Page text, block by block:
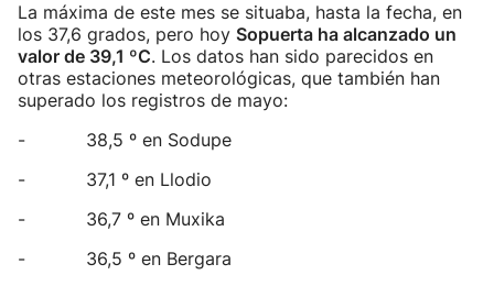
La máxima de este mes se situaba, hasta la fecha, en
los 37,6 grados, pero hoy Sopuerta ha alcanzado un
valor de 39,1 ºC. Los datos han sido parecidos en
otras estaciones meteorológicas, que también han
superado los registros de mayo:
- 38,5 º en Sodupe
- 37,1 º en Llodio
- 36,7 º en Muxika
- 36,5 º en Bergara